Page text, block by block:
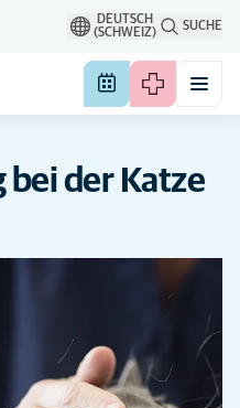
DEUTSCH
(SCHWEIZ)
SUCHE
bei der Katze